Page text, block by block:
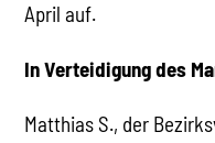
April auf.
In Verteidigung des
Matthias S., der